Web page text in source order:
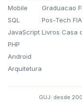
Mobile
SQL
JavaScript
PHP
Android
Arquitetura
Graduacao
Pos-Tech
Livros Casa
GUJ: desde